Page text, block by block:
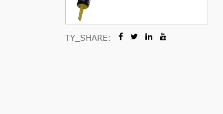
TY_SHARE: